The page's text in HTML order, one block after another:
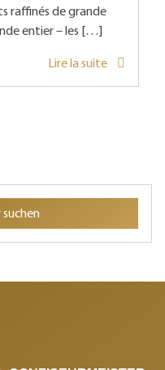
raffinés de grande
entier – les […]
Lire la suite